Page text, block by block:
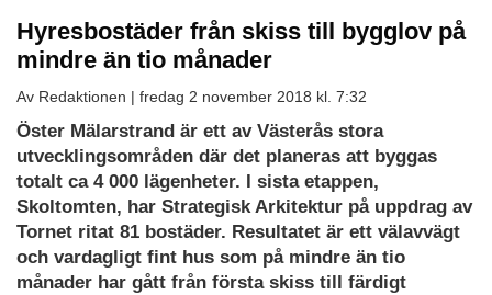
Hyresbostäder från skiss till bygglov på
mindre än tio månader ​
Av Redaktionen | fredag 2 november 2018 kl. 7:32
Öster Mälarstrand är ett av Västerås stora
utvecklingsområden där det planeras att byggas
totalt ca 4 000 lägenheter. I sista etappen,
Skoltomten, har Strategisk Arkitektur på uppdrag av
Tornet ritat 81 bostäder. Resultatet är ett välavvägt
och vardagligt fint hus som på mindre än tio
månader har gått från första skiss till färdigt